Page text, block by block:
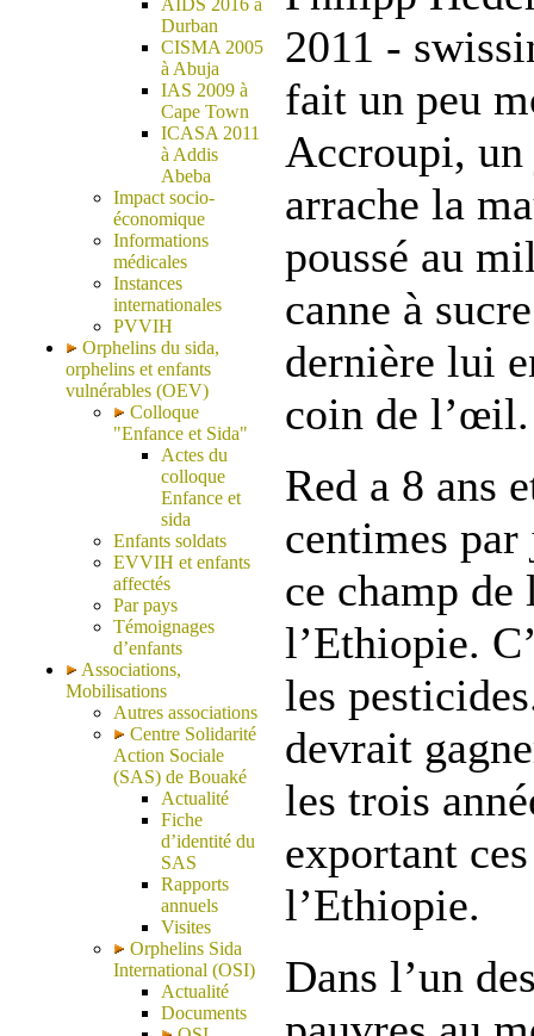
AIDS 2016 à
Durban
CISMA 2005
à Abuja
IAS 2009 à
Cape Town
ICASA 2011
à Addis
Abeba
Impact socio-
économique
Informations
médicales
Instances
internationales
PVVIH
Orphelins du sida,
orphelins et enfants
vulnérables (OEV)
Colloque
"Enfance et Sida"
Actes du
colloque
Enfance et
sida
Enfants soldats
EVVIH et enfants
affectés
Par pays
Témoignages
d’enfants
Associations,
Mobilisations
Autres associations
Centre Solidarité
Action Sociale
(SAS) de Bouaké
Actualité
Fiche
d’identité du
SAS
Rapports
annuels
Visites
Orphelins Sida
International (OSI)
Actualité
Documents
2011 -
fait un peu
Accroupi, un
arrache la
poussé au
canne à
dernière lui
coin de l’œil.
Red a 8 ans
centimes
ce champ de
l’Ethiopie.
les
devrait
les trois
exportant
l’Ethiopie.
Dans l’un